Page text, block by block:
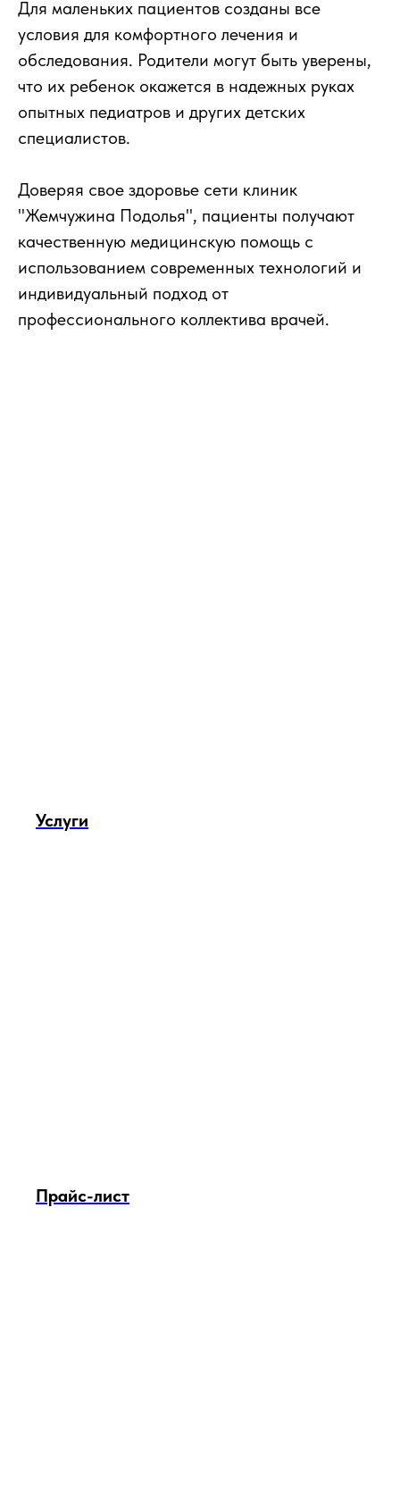
Для маленьких пациентов созданы все
условия для комфортного лечения и
обследования. Родители могут быть уверены,
что их ребенок окажется в надежных руках
опытных педиатров и других детских
специалистов.
Доверяя свое здоровье сети клиник
"Жемчужина Подолья", пациенты получают
качественную медицинскую помощь с
использованием современных технологий и
индивидуальный подход от
профессионального коллектива врачей.
Услуги
Прайс-лист